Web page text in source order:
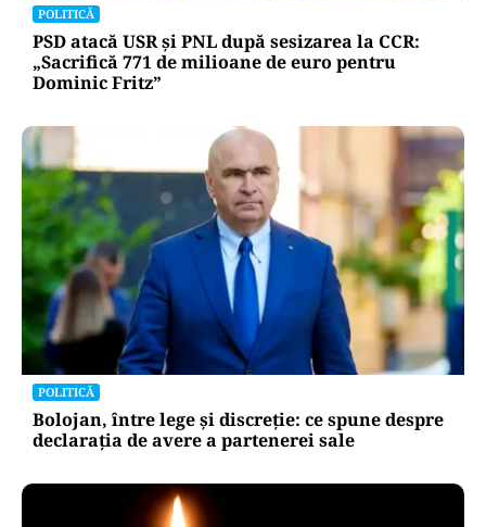
POLITICĂ
PSD atacă USR și PNL după sesizarea la CCR:
„Sacrifică 771 de milioane de euro pentru
Dominic Fritz”
POLITICĂ
Bolojan, între lege și discreție: ce spune despre
declarația de avere a partenerei sale